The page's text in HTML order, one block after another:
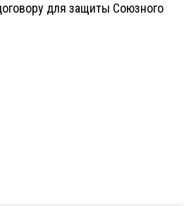
для защиты Союзного